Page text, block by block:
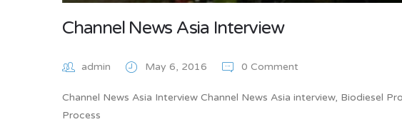
Channel News Asia Interview
admin May 6, 2016 0 Comment
Channel News Asia Interview Channel News Asia interview, Biodiesel
Process